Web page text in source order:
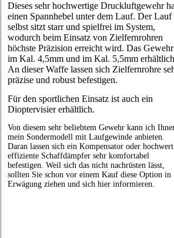
Dieses sehr hochwertige Druckluftgewehr
einen Spannhebel unter dem Lauf. Der Lauf
selbst sitzt starr und spielfrei im System,
wodurch beim Einsatz von Zielfernrohren
höchste Präzision erreicht wird. Das
im Kal. 4,5mm und im Kal. 5,5mm
An dieser Waffe lassen sich Zielfernrohre
präzise und robust befestigen.
Für den sportlichen Einsatz ist auch ein
Dioptervisier erhältlich.
Von diesem sehr beliebtem Gewehr kann ich
mein Sondermodell mit Laufgewinde anbieten.
Daran lassen sich ein Kompensator oder
effiziente Schaffdämpfer sehr komfortabel
befestigen. Weil sich das nicht nachrüsten lässt,
sollten Sie schon vor einem Kauf diese Option in
Erwägung ziehen und sich hier informieren.